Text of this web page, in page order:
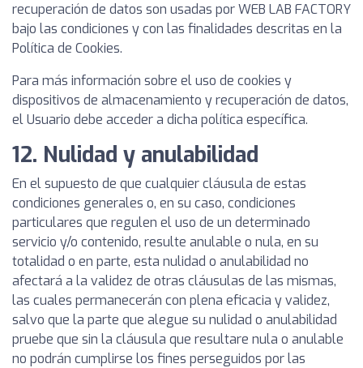
recuperación de datos son usadas por WEB LAB FACTORY
bajo las condiciones y con las finalidades descritas en la
Política de Cookies.
Para más información sobre el uso de cookies y
dispositivos de almacenamiento y recuperación de datos,
el Usuario debe acceder a dicha política específica.
12. Nulidad y anulabilidad
En el supuesto de que cualquier cláusula de estas
condiciones generales o, en su caso, condiciones
particulares que regulen el uso de un determinado
servicio y/o contenido, resulte anulable o nula, en su
totalidad o en parte, esta nulidad o anulabilidad no
afectará a la validez de otras cláusulas de las mismas,
las cuales permanecerán con plena eficacia y validez,
salvo que la parte que alegue su nulidad o anulabilidad
pruebe que sin la cláusula que resultare nula o anulable
no podrán cumplirse los fines perseguidos por las